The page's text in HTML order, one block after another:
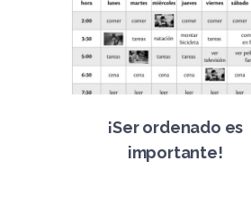
¡Ser ordenado es
importante!